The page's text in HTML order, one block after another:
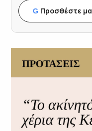
G Προσθέστε